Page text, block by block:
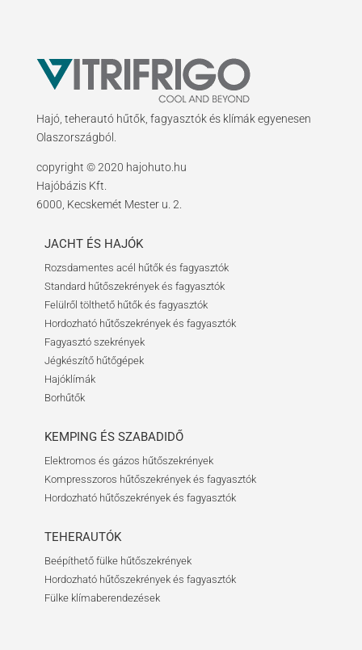
Hajó, teherautó hűtők, fagyasztók és klímák egyenesen
Olaszországból.
copyright © 2020 hajohuto.hu
Hajóbázis Kft.
6000, Kecskemét Mester u. 2.
JACHT ÉS HAJÓK
Rozsdamentes acél hűtők és fagyasztók
Standard hűtőszekrények és fagyasztók
Felülről tölthető hűtők és fagyasztók
Hordozható hűtőszekrények és fagyasztók
Fagyasztó szekrények
Jégkészítő hűtőgépek
Hajóklímák
Borhűtők
KEMPING ÉS SZABADIDŐ
Elektromos és gázos hűtőszekrények
Kompresszoros hűtőszekrények és fagyasztók
Hordozható hűtőszekrények és fagyasztók
TEHERAUTÓK
Beépíthető fülke hűtőszekrények
Hordozható hűtőszekrények és fagyasztók
Fülke klímaberendezések